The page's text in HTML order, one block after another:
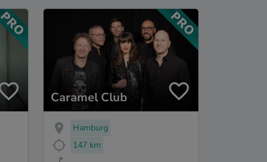
Caramel Club
Hamburg
147 km